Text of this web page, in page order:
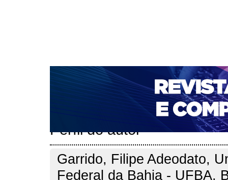
CAPA SOBRE ACESSO CADASTRO
NOTÍCIAS
PORTAL DE REVISTAS DA UNIFACS
PARA AVALIADORES
NOVA SUBMISSÃO
Perfil do autor
Garrido, Filipe Adeodato,
Federal da Bahia - UFBA,